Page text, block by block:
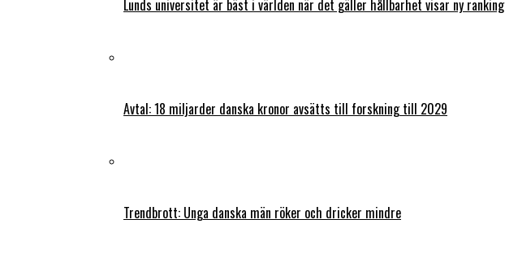
Lunds universitet är bäst i världen när det gäller hållbarhet visar ny ranking
Avtal: 18 miljarder danska kronor avsätts till forskning till 2029
Trendbrott: Unga danska män röker och dricker mindre